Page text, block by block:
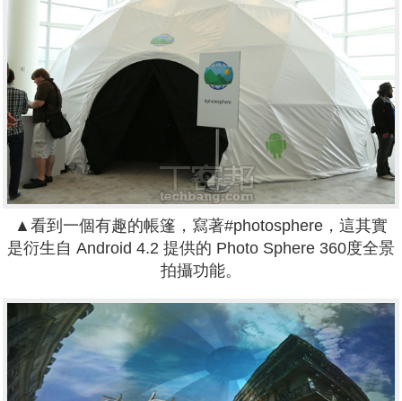
▲看到一個有趣的帳篷，寫著#photosphere，這其實
是衍生自 Android 4.2 提供的 Photo Sphere 360度全景
拍攝功能。